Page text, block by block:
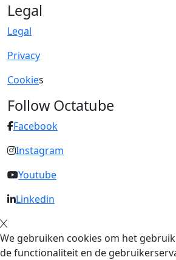
Legal
Legal
Privacy
Cookies
Follow Octatube
Facebook
Instagram
Youtube
Linkedin
We gebruiken cookies om het
de functionaliteit en de